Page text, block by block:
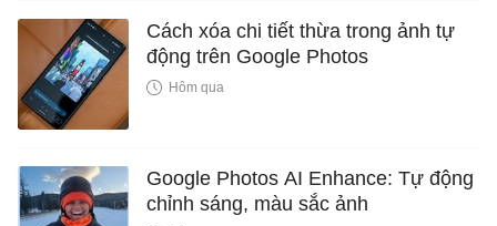
Cách xóa chi tiết thừa trong ảnh tự
động trên Google Photos
Hôm qua
Google Photos AI Enhance: Tự động
chỉnh sáng, màu sắc ảnh